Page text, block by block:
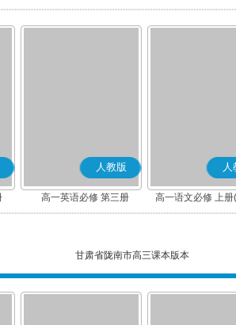
版)
人教版
高一英语必修 第三册
人
高一语文必修 上
甘肃省陇南市高三课本版本